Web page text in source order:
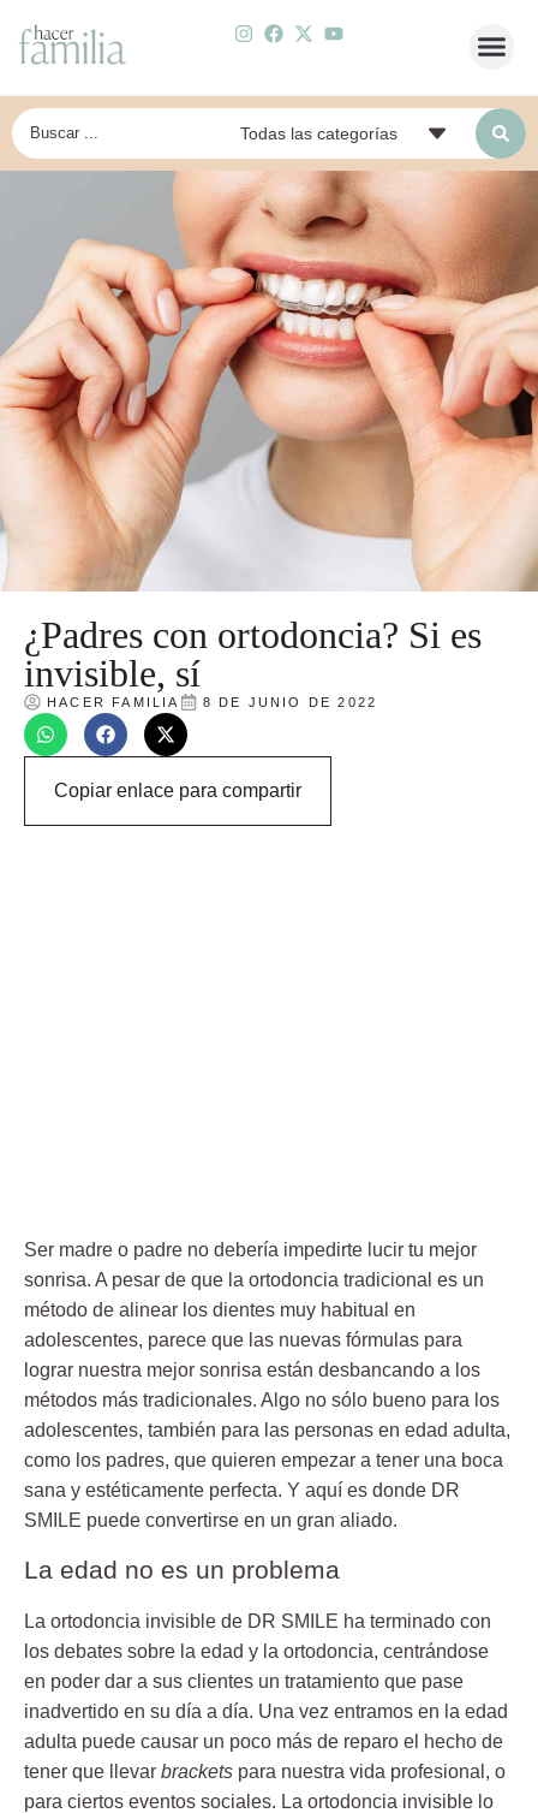
¿Padres con ortodoncia? Si es
invisible, sí
HACER FAMILIA 8 DE JUNIO DE 2022
Copiar enlace para compartir
Ser madre o padre no debería impedirte lucir tu mejor
sonrisa. A pesar de que la ortodoncia tradicional es un
método de alinear los dientes muy habitual en
adolescentes, parece que las nuevas fórmulas para
lograr nuestra mejor sonrisa están desbancando a los
métodos más tradicionales. Algo no sólo bueno para los
adolescentes, también para las personas en edad adulta,
como los padres, que quieren empezar a tener una boca
sana y estéticamente perfecta. Y aquí es donde DR
SMILE puede convertirse en un gran aliado.
La edad no es un problema
La ortodoncia invisible de DR SMILE ha terminado con
los debates sobre la edad y la ortodoncia, centrándose
en poder dar a sus clientes un tratamiento que pase
inadvertido en su día a día. Una vez entramos en la edad
adulta puede causar un poco más de reparo el hecho de
tener que llevar brackets para nuestra vida profesional, o
para ciertos eventos sociales. La ortodoncia invisible lo